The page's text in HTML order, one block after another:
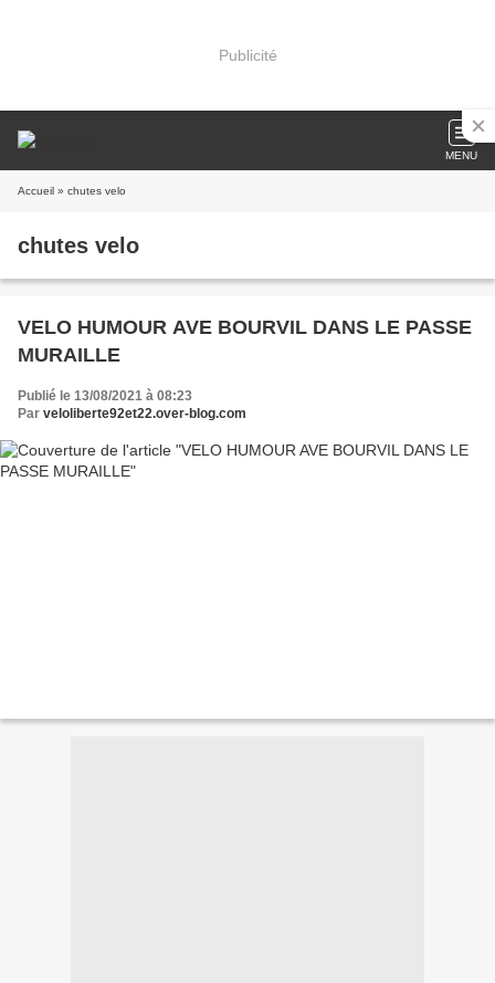
Publicité
MENU
Accueil » chutes velo
chutes velo
VELO HUMOUR AVE BOURVIL DANS LE PASSE
MURAILLE
Publié le 13/08/2021 à 08:23
Par veloliberte92et22.over-blog.com